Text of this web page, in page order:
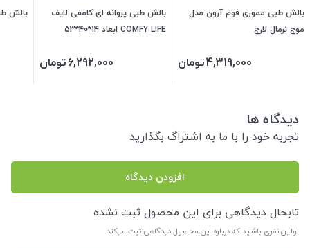
بالش طبی مموری فوم آرون مدل
موج نرمال لارج
4,319,000تومان
بالش طبی پروانه ای کامفی لایف
COMFY LIFE ابعاد 14*40*53
6,292,000تومان
بالش
دیدگاه ها
تجربه خود را با ما به اشتراگ بگذارید
افزودن دیدگاه
تابحال دیدگاهی برای این محصول ثبت نشده
اولین نفری باشید که درباره این محصول دیدگاهی ثبت میکند